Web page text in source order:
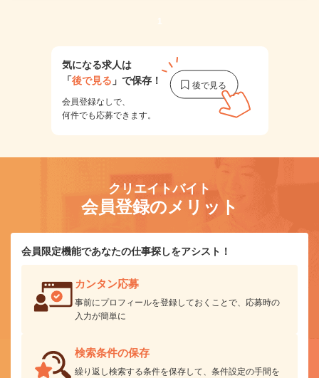
1
気になる求人は
「後で見る 」で保存！
会員登録なしで、
何件でも応募できます。
クリエイトバイト
会員登録のメリット
会員限定機能であなたの仕事探しをアシスト！
カンタン応募
事前にプロフィールを登録しておくことで、応募時の
入力が簡単に
検索条件の保存
繰り返し検索する条件を保存して、条件設定の手間を